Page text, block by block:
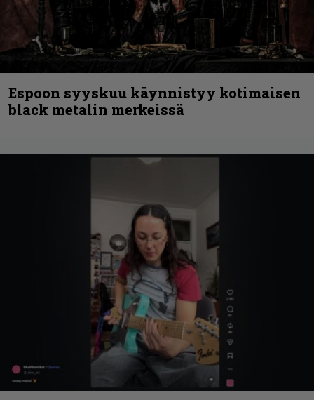
Espoon syyskuu käynnistyy kotimaisen
black metalin merkeissä